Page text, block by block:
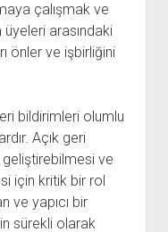
çalışmak ve
arasındaki
önler ve işbirliğini
bildirimleri olumlu
Açık geri
geliştirebilmesi ve
için kritik bir rol
ve yapıcı bir
sürekli olarak